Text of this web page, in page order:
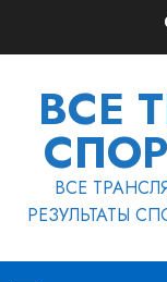
ВСЕ
ВСЕ
РЕЗУЛЬТАТЫ